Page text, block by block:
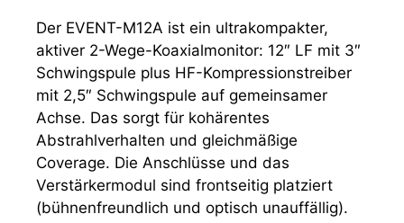
Der EVENT-M12A ist ein ultrakompakter,
aktiver 2-Wege-Koaxialmonitor: 12″ LF mit 3″
Schwingspule plus HF-Kompressionstreiber
mit 2,5″ Schwingspule auf gemeinsamer
Achse. Das sorgt für kohärentes
Abstrahlverhalten und gleichmäßige
Coverage. Die Anschlüsse und das
Verstärkermodul sind frontseitig platziert
(bühnenfreundlich und optisch unauffällig).